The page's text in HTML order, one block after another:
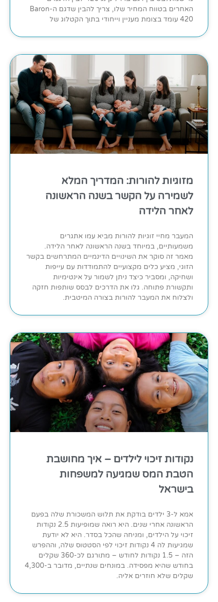
האחרים בטווח המחיר שלו, צריך להבין שדגם ה-Baron
420 עומד בצומת מעניין וייחודי בתוך הקטלוג של
מזוגיות להורות: המדריך המלא
לשמירה על הקשר בשנה הראשונה
לאחר הלידה
המעבר מחיי זוגיות להורות מביא עמו אתגרים
משמעותיים, במיוחד בשנה הראשונה לאחר הלידה.
מאמר זה סוקר את השינויים הדינמיים המתרחשים בקשר
הזוגי, מציע כלים מקצועיים להתמודדות עם עייפות
ושחיקה, ומסביר כיצד ניתן לשמור על אינטימיות
ותקשורת פתוחה. גלו את הדרכים לבסס שותפות חזקה
ולצלוח את המעבר להורות בצורה המיטבית.
נקודות זיכוי לילדים – איך מחושבת
הטבת המס שמגיעה למשפחות
בישראל
אמא ל-3 ילדים בודקת את תלוש המשכורת שלה בפעם
הראשונה אחרי שנים. היא רואה שמופיעות 2.5 נקודות
זיכוי על הילדים, ומניחה שהכל בסדר. היא לא יודעת
שמגיעות לה 4 נקודות זיכוי לפי הסטטוס שלה, וההפרש
הזה – 1.5 נקודות לחודש – מתורגם לכ-360 שקלים
בחודש שהיא מפסידה. במונחים שנתיים, מדובר ב-4,300
שקלים שלא חוזרים אליה.